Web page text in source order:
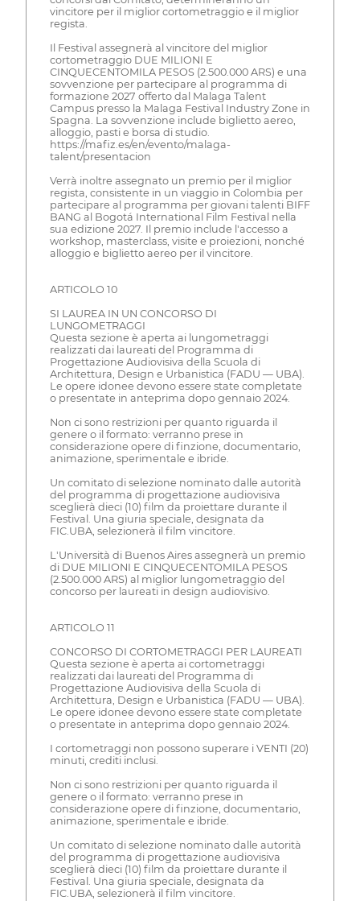
vincitore per il miglior cortometraggio e il miglior
regista.
Il Festival assegnerà al vincitore del miglior
cortometraggio DUE MILIONI E
CINQUECENTOMILA PESOS (2.500.000 ARS) e una
sovvenzione per partecipare al programma di
formazione 2027 offerto dal Malaga Talent
Campus presso la Malaga Festival Industry Zone in
Spagna. La sovvenzione include biglietto aereo,
alloggio, pasti e borsa di studio.
https://mafiz.es/en/evento/malaga-
talent/presentacion
Verrà inoltre assegnato un premio per il miglior
regista, consistente in un viaggio in Colombia per
partecipare al programma per giovani talenti BIFF
BANG al Bogotá International Film Festival nella
sua edizione 2027. Il premio include l'accesso a
workshop, masterclass, visite e proiezioni, nonché
alloggio e biglietto aereo per il vincitore.
ARTICOLO 10
SI LAUREA IN UN CONCORSO DI
LUNGOMETRAGGI
Questa sezione è aperta ai lungometraggi
realizzati dai laureati del Programma di
Progettazione Audiovisiva della Scuola di
Architettura, Design e Urbanistica (FADU — UBA).
Le opere idonee devono essere state completate
o presentate in anteprima dopo gennaio 2024.
Non ci sono restrizioni per quanto riguarda il
genere o il formato: verranno prese in
considerazione opere di finzione, documentario,
animazione, sperimentale e ibride.
Un comitato di selezione nominato dalle autorità
del programma di progettazione audiovisiva
sceglierà dieci (10) film da proiettare durante il
Festival. Una giuria speciale, designata da
FIC.UBA, selezionerà il film vincitore.
L'Università di Buenos Aires assegnerà un premio
di DUE MILIONI E CINQUECENTOMILA PESOS
(2.500.000 ARS) al miglior lungometraggio del
concorso per laureati in design audiovisivo.
ARTICOLO 11
CONCORSO DI CORTOMETRAGGI PER LAUREATI
Questa sezione è aperta ai cortometraggi
realizzati dai laureati del Programma di
Progettazione Audiovisiva della Scuola di
Architettura, Design e Urbanistica (FADU — UBA).
Le opere idonee devono essere state completate
o presentate in anteprima dopo gennaio 2024.
I cortometraggi non possono superare i VENTI (20)
minuti, crediti inclusi.
Non ci sono restrizioni per quanto riguarda il
genere o il formato: verranno prese in
considerazione opere di finzione, documentario,
animazione, sperimentale e ibride.
Un comitato di selezione nominato dalle autorità
del programma di progettazione audiovisiva
sceglierà dieci (10) film da proiettare durante il
Festival. Una giuria speciale, designata da
FIC.UBA, selezionerà il film vincitore.